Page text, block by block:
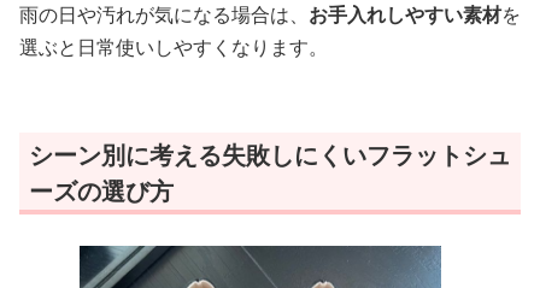
雨の日や汚れが気になる場合は、 お手入れしやすい素材を
選ぶと日常使いしやすくなります。
シーン別に考える失敗しにくいフラットシュ
ーズの選び方